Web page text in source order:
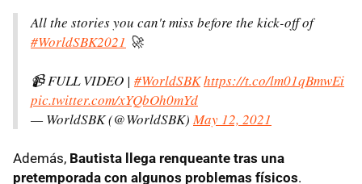
All the stories you can't miss before the kick-off of
#WorldSBK2021 🚀
📹 FULL VIDEO | #WorldSBKhttps://t.co/lm01qBmwEi
pic.twitter.com/xYQbOh0mYd
— WorldSBK (@WorldSBK)May 12, 2021
Además, Bautista llega renqueante tras una
pretemporada con algunos problemas físicos.